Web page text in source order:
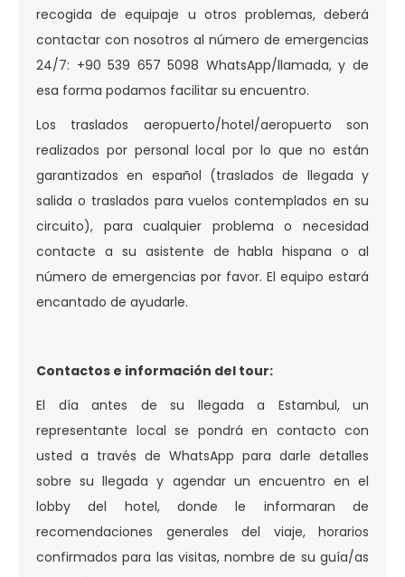
recogida de equipaje u otros problemas, deberá
contactar con nosotros al número de emergencias
24/7: +90 539 657 5098 WhatsApp/llamada, y de
esa forma podamos facilitar su encuentro.
Los traslados aeropuerto/hotel/aeropuerto son
realizados por personal local por lo que no están
garantizados en español (traslados de llegada y
salida o traslados para vuelos contemplados en su
circuito), para cualquier problema o necesidad
contacte a su asistente de habla hispana o al
número de emergencias por favor. El equipo estará
encantado de ayudarle.
Contactos e información del tour:
El día antes de su llegada a Estambul, un
representante local se pondrá en contacto con
usted a través de WhatsApp para darle detalles
sobre su llegada y agendar un encuentro en el
lobby del hotel, donde le informaran de
recomendaciones generales del viaje, horarios
confirmados para las visitas, nombre de su guía/as